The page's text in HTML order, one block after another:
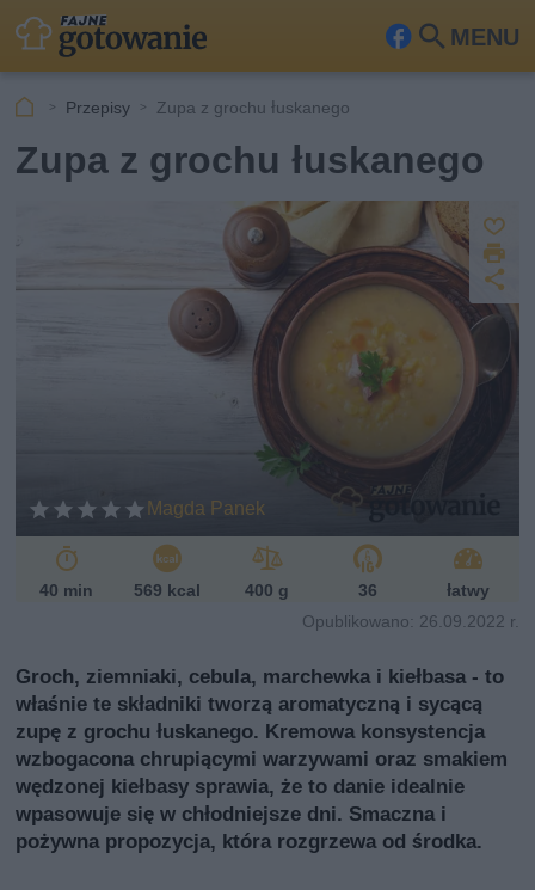
MENU
Fa Szu
Przepisy Zupa z grochu łuskanego
Zupa z grochu łuskanego
Magda Panek
i
s
u
k
d
o
40 min 569 kcal 400 g 36
łatwy
Opublikowano: 26.09.2022 r.
Groch, ziemniaki, cebula, marchewka i kiełbasa - to
właśnie te składniki tworzą aromatyczną i sycącą
zupę z grochu łuskanego. Kremowa konsystencja
wzbogacona chrupiącymi warzywami oraz smakiem
wędzonej kiełbasy sprawia, że to danie idealnie
wpasowuje się w chłodniejsze dni. Smaczna i
pożywna propozycja, która rozgrzewa od środka.